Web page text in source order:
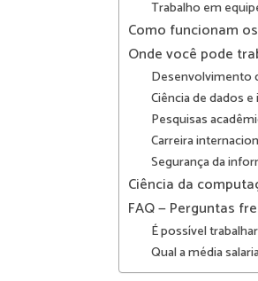
Trabalho em
Como funcionam
Onde você pode
Desenvolvimento
Ciência de dados
Pesquisas
Carreira
Segurança da
Ciência da
FAQ — Perguntas
É possível
Qual a média